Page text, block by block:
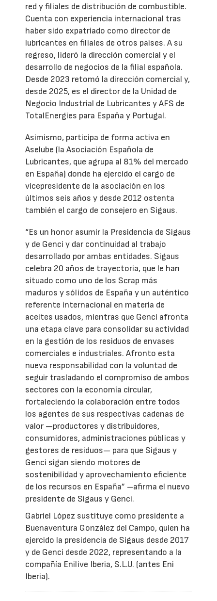
red y filiales de distribución de combustible.
Cuenta con experiencia internacional tras
haber sido expatriado como director de
lubricantes en filiales de otros países. A su
regreso, lideró la dirección comercial y el
desarrollo de negocios de la filial española.
Desde 2023 retomó la dirección comercial y,
desde 2025, es el director de la Unidad de
Negocio Industrial de Lubricantes y AFS de
TotalEnergies para España y Portugal.
Asimismo, participa de forma activa en
Aselube (la Asociación Española de
Lubricantes, que agrupa al 81% del mercado
en España) donde ha ejercido el cargo de
vicepresidente de la asociación en los
últimos seis años y desde 2012 ostenta
también el cargo de consejero en Sigaus.
“Es un honor asumir la Presidencia de Sigaus
y de Genci y dar continuidad al trabajo
desarrollado por ambas entidades. Sigaus
celebra 20 años de trayectoria, que le han
situado como uno de los Scrap más
maduros y sólidos de España y un auténtico
referente internacional en materia de
aceites usados, mientras que Genci afronta
una etapa clave para consolidar su actividad
en la gestión de los residuos de envases
comerciales e industriales. Afronto esta
nueva responsabilidad con la voluntad de
seguir trasladando el compromiso de ambos
sectores con la economía circular,
fortaleciendo la colaboración entre todos
los agentes de sus respectivas cadenas de
valor —productores y distribuidores,
consumidores, administraciones públicas y
gestores de residuos— para que Sigaus y
Genci sigan siendo motores de
sostenibilidad y aprovechamiento eficiente
de los recursos en España” –afirma el nuevo
presidente de Sigaus y Genci.
Gabriel López sustituye como presidente a
Buenaventura González del Campo, quien ha
ejercido la presidencia de Sigaus desde 2017
y de Genci desde 2022, representando a la
compañía Enilive Iberia, S.L.U. (antes Eni
Iberia).